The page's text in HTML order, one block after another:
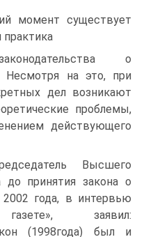
момент существует
о
Несмотря на это, при
дел возникают
проблемы,
действующего
Высшего
до принятия закона о
2002 года, в интервью
заявил:
(1998года) был и